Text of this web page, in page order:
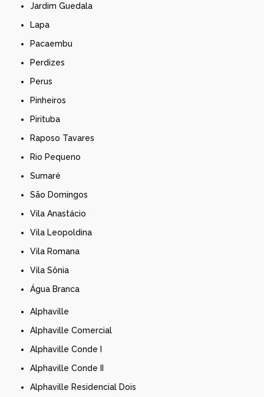
Jardim Guedala
Lapa
Pacaembu
Perdizes
Perus
Pinheiros
Pirituba
Raposo Tavares
Rio Pequeno
Sumaré
São Domingos
Vila Anastácio
Vila Leopoldina
Vila Romana
Vila Sônia
Água Branca
Alphaville
Alphaville Comercial
Alphaville Conde I
Alphaville Conde II
Alphaville Residencial Dois